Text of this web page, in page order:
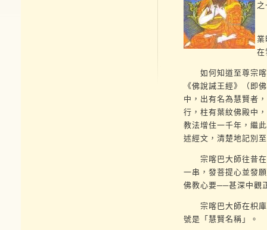
業
在
如何知道至尊宗喀
《佛說誡王經》（即
中，出有名為慧賢者
行，柱有葉紋佛殿中
教法增住一千年，繼
述經文，清楚地記別
宗喀巴大師往昔在
一串，發菩提心並發
佛教心要──甚深中觀
宗喀巴大師在枳庫
號是「慧賢名稱」。